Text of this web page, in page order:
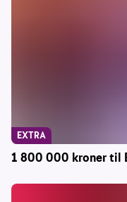
1 800 000 kroner til
EXTRA